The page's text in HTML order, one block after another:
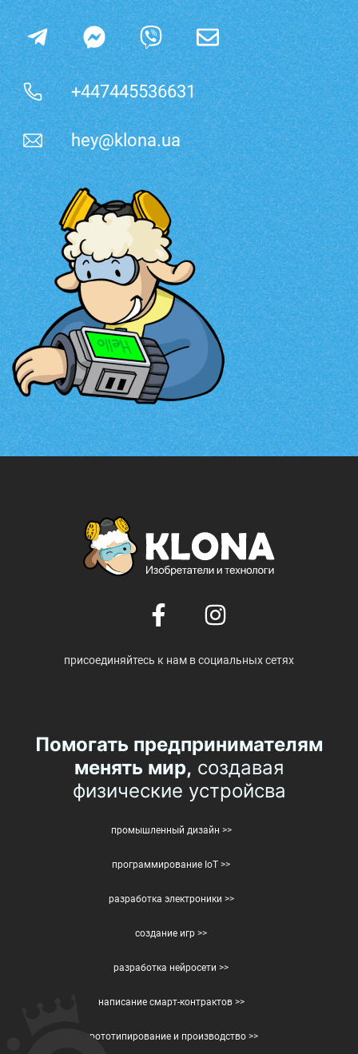
+447445536631
hey@klona.ua
присоединяйтесь к нам в социальных сетях
Помогать предпринимателям
менять мир, создавая
физические устройсва
промышленный дизайн >>
программирование IoT >>
разработка электроники >>
создание игр >>
разработка нейросети >>
написание смарт-контрактов >>
прототипирование и производство >>